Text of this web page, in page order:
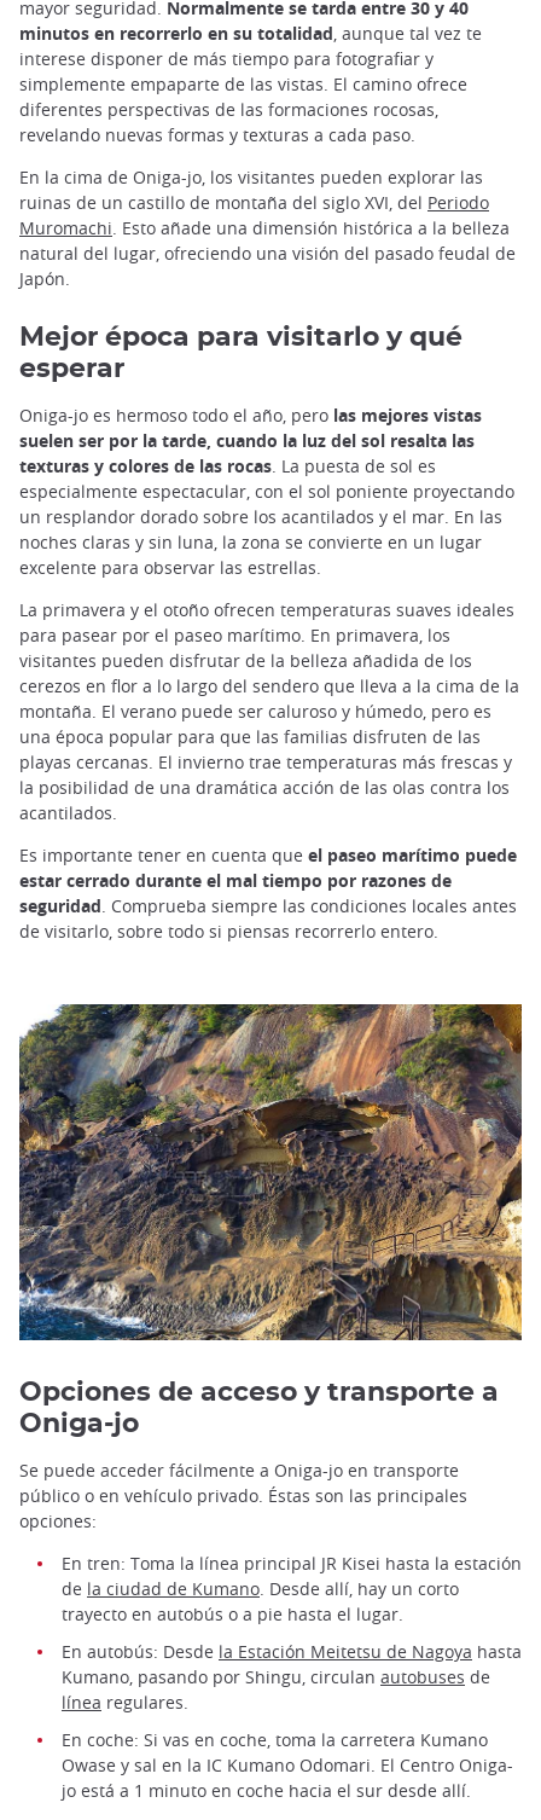
mayor seguridad. Normalmente se tarda entre 30 y 40
minutos en recorrerlo en su totalidad, aunque tal vez te
interese disponer de más tiempo para fotografiar y
simplemente empaparte de las vistas. El camino ofrece
diferentes perspectivas de las formaciones rocosas,
revelando nuevas formas y texturas a cada paso.
En la cima de Oniga-jo, los visitantes pueden explorar las
ruinas de un castillo de montaña del siglo XVI, del Periodo
Muromachi. Esto añade una dimensión histórica a la belleza
natural del lugar, ofreciendo una visión del pasado feudal de
Japón.
Mejor época para visitarlo y qué
esperar
Oniga-jo es hermoso todo el año, pero las mejores vistas
suelen ser por la tarde, cuando la luz del sol resalta las
texturas y colores de las rocas. La puesta de sol es
especialmente espectacular, con el sol poniente proyectando
un resplandor dorado sobre los acantilados y el mar. En las
noches claras y sin luna, la zona se convierte en un lugar
excelente para observar las estrellas.
La primavera y el otoño ofrecen temperaturas suaves ideales
para pasear por el paseo marítimo. En primavera, los
visitantes pueden disfrutar de la belleza añadida de los
cerezos en flor a lo largo del sendero que lleva a la cima de la
montaña. El verano puede ser caluroso y húmedo, pero es
una época popular para que las familias disfruten de las
playas cercanas. El invierno trae temperaturas más frescas y
la posibilidad de una dramática acción de las olas contra los
acantilados.
Es importante tener en cuenta que el paseo marítimo puede
estar cerrado durante el mal tiempo por razones de
seguridad. Comprueba siempre las condiciones locales antes
de visitarlo, sobre todo si piensas recorrerlo entero.
Opciones de acceso y transporte a
Oniga-jo
Se puede acceder fácilmente a Oniga-jo en transporte
público o en vehículo privado. Éstas son las principales
opciones:
En tren: Toma la línea principal JR Kisei hasta la estación
de la ciudad de Kumano . Desde allí, hay un corto
trayecto en autobús o a pie hasta el lugar.
En autobús: Desde la Estación Meitetsu de Nagoya hasta
Kumano, pasando por Shingu, circulan autobuses de
línea regulares.
En coche: Si vas en coche, toma la carretera Kumano
Owase y sal en la IC Kumano Odomari. El Centro Oniga-
jo está a 1 minuto en coche hacia el sur desde allí.